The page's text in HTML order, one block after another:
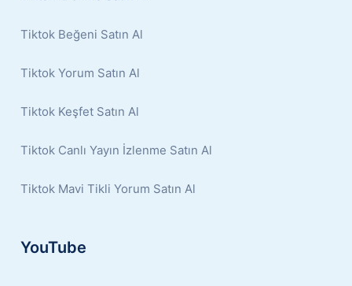
Tiktok Beğeni Satın Al
Tiktok Yorum Satın Al
Tiktok Keşfet Satın Al
Tiktok Canlı Yayın İzlenme Satın Al
Tiktok Mavi Tikli Yorum Satın Al
YouTube